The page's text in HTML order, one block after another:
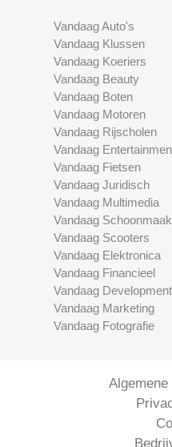
Vandaag Auto's
Vandaag Klussen
Vandaag Koeriers
Vandaag Beauty
Vandaag Boten
Vandaag Motoren
Vandaag Rijscholen
Vandaag
Vandaag Fietsen
Vandaag Juridisch
Vandaag Multimedia
Vandaag Schoonmaak
Vandaag Scooters
Vandaag Elektronica
Vandaag Financieel
Vandaag Development
Vandaag Marketing
Vandaag Fotografie